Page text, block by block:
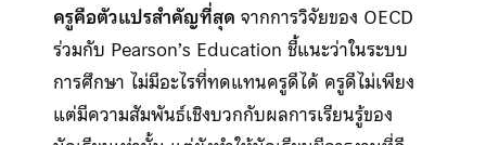
ครูคือตัวแปรสำคัญที่สุด จากการวิจัยของ OECD
ร่วมกับ Pearson’s Education ชี้แนะว่าในระบบ
การศึกษา ไม่มีอะไรที่ทดแทนครูดีได้ ครูดีไม่เพียง
แต่มีความสัมพันธ์เชิงบวกกับผลการเรียนรู้ของ